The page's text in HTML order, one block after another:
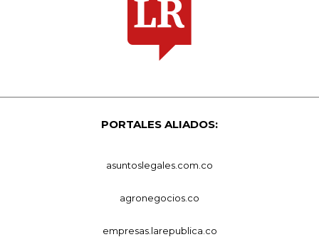
PORTALES ALIADOS:
asuntoslegales.com.co
agronegocios.co
empresas.larepublica.co